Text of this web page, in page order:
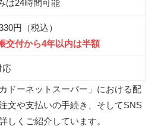
は24時間可能
円（税込）
交付から4年以内は半額
応
ドーネットスーパー」における配
文や支払いの手続き、そしてSNS
しくご紹介しています。